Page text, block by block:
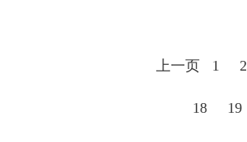
上一页 1 2
18 19